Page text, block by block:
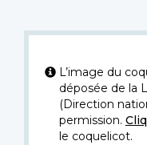
L’image du
déposée de la
(Direction
permission.
le coquelicot.